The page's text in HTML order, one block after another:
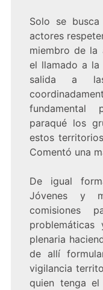
Solo se
actores
miembro de la
el llamado a la
salida a las
fundamental
paraqué los
estos
Comentó una
De igual
Jóvenes y
comisiones
plenaria
de allí
vigilancia
quien tenga